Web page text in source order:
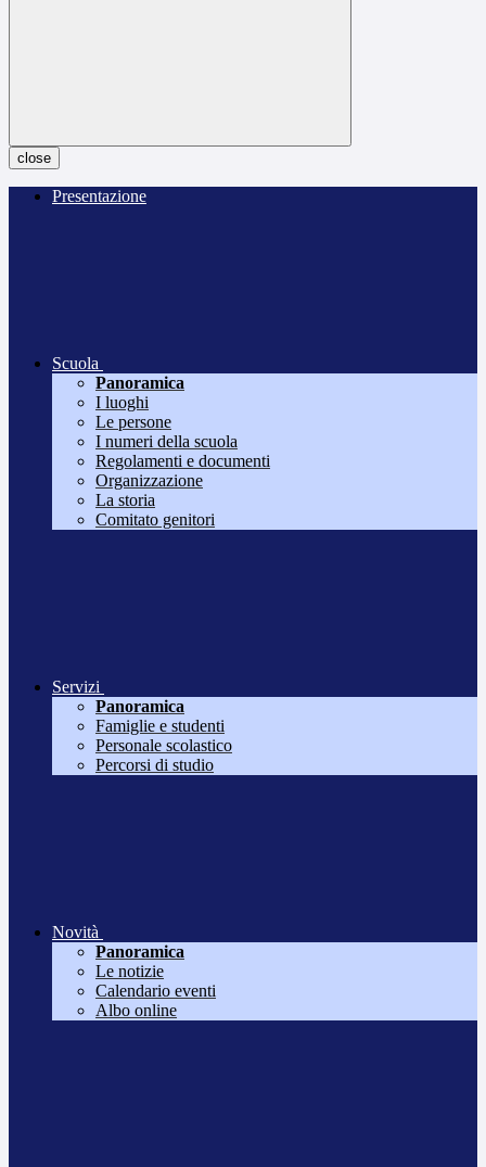
close
Presentazione
Scuola
Panoramica
I luoghi
Le persone
I numeri della scuola
Regolamenti e documenti
Organizzazione
La storia
Comitato genitori
Servizi
Panoramica
Famiglie e studenti
Personale scolastico
Percorsi di studio
Novità
Panoramica
Le notizie
Calendario eventi
Albo online